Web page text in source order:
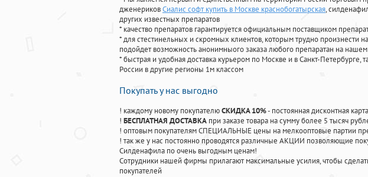
дженериковСиалис софт купить в Москве краснобогатырская,
других известных препаратов
* качество препаратов гарантируется официальным поставщиком
* для стестинельных и скромных клиентов, которым трудно произнести
подойдет возможность анонимныого заказа любого препаратан на нашем
* быстрая и удобная доставка курьером по Москве и в Санкт-Петербурге,
России в другие регионы 1м классом
Покупать у нас выгодно
! каждому новому покупателюСКИДКА 10%- постоянная дисконтная
! БЕСПЛАТНАЯ ДОСТАВКА при заказе товара на сумму более 5 тысяч
! оптовым покупателям СПЕЦИАЛЬНЫЕ цены на мелкооптовые партии
! так же у нас постоянно проводятся различные АКЦИИ позволяющие
Силденафила по очень выгодным ценам!
Cотрудники нашей фирмы прилагают максимальные усилия, чтобы
покупателей